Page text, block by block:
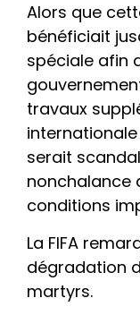
Alors que
bénéficiait
spéciale afin
travaux
serait
nonchalance
conditions
La FIFA
dégradation
martyrs.